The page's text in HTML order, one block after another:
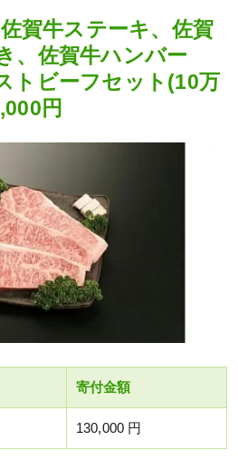
賀牛ステーキ、佐賀
、佐賀牛ハンバー
トビーフセット(10万
円
寄付金額
130,000 円